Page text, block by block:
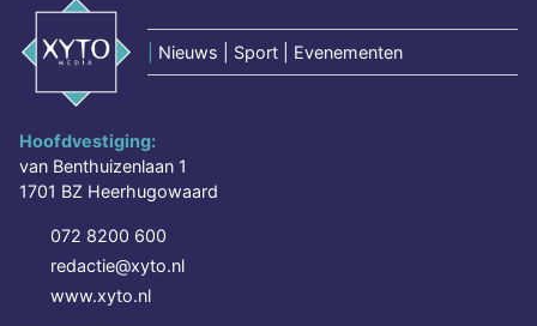
Nieuws | Sport | Evenementen
Hoofdvestiging:
van Benthuizenlaan 1
1701 BZ Heerhugowaard
072 8200 600
redactie@xyto.nl
www.xyto.nl